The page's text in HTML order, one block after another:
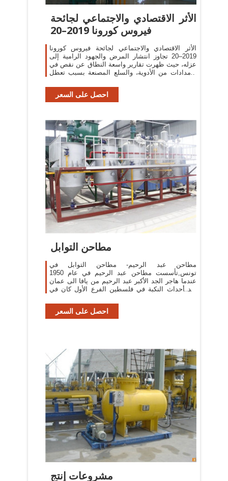
الأثر الاقتصادي والاجتماعي لجائحة
فيروس كورونا 2019–20
الأثر الاقتصادي والاجتماعي لجائحة فيروس كورونا
2019–20 تجاوز انتشار المرض والجهود الرامية إلى
عزله، حيث ظهرت تقارير واسعة النطاق عن نقص في
الإمدادات من الأدوية، والسلع المصنعة بسبب تعطل
احصل على السعر
مطاحن التوابل
مطاحن عبد الرحيم- مطاحن التوابل في
تونس,تأسست مطاحن عبد الرحيم في عام 1950
عندما هاجر الجد الأكبر عبد الرحيم من يافا الى عمان
بعد أحداث النكبة في فلسطين الفرع الأول كان في
احصل على السعر
مشروعات إنتج